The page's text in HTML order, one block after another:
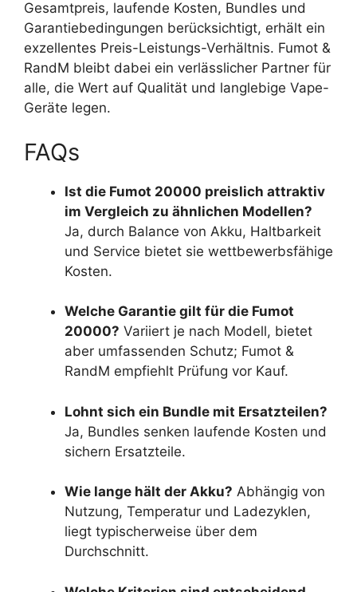
Gesamtpreis, laufende Kosten, Bundles und
Garantiebedingungen berücksichtigt, erhält ein
exzellentes Preis-Leistungs-Verhältnis. Fumot &
RandM bleibt dabei ein verlässlicher Partner für
alle, die Wert auf Qualität und langlebige Vape-
Geräte legen.
FAQs
Ist die Fumot 20000 preislich attraktiv
im Vergleich zu ähnlichen Modellen?
Ja, durch Balance von Akku, Haltbarkeit
und Service bietet sie wettbewerbsfähige
Kosten.
Welche Garantie gilt für die Fumot
20000? Variiert je nach Modell, bietet
aber umfassenden Schutz; Fumot &
RandM empfiehlt Prüfung vor Kauf.
Lohnt sich ein Bundle mit Ersatzteilen?
Ja, Bundles senken laufende Kosten und
sichern Ersatzteile.
Wie lange hält der Akku? Abhängig von
Nutzung, Temperatur und Ladezyklen,
liegt typischerweise über dem
Durchschnitt.